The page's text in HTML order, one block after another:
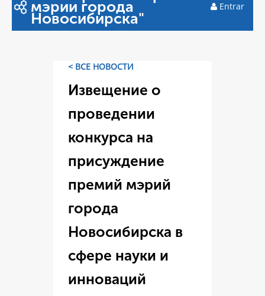
мэрии города
Новосибирска"
Entrar
< ВСЕ НОВОСТИ
Извещение о
проведении
конкурса на
присуждение
премий мэрий
города
Новосибирска в
сфере науки и
инноваций